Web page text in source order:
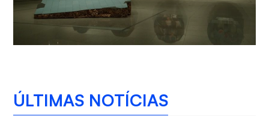
ÚLTIMAS NOTÍCIAS